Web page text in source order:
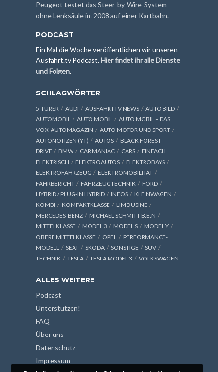
Peugeot testet das Steer-by-Wire-System
ohne Lenksäule im 2008 auf einer Kartbahn.
PODCAST
Ein Mal die Woche veröffentlichen wir unseren
Ausfahrt.tv Podcast.Hier findet ihr alle Dienste
und Folgen.
SCHLAGWÖRTER
5-TÜRER AUDI AUSFAHRTTV NEWS
AUTO BILD
AUTOMOBIL
AUTO MOBIL
AUTO MOBIL – DAS
VOX-AUTOMAGAZIN
AUTO MOTOR UND SPORT
AUTONOTIZEN (YT)
AUTOS
BLACK FOREST
DRIVE
BMW CAR MANIAC CARS
EINFACH
ELEKTRISCH
ELEKTROAUTOS
ELEKTROBAYS
ELEKTROFAHRZEUG
ELEKTROMOBILITÄT
FAHRBERICHT
FAHRZEUGTECHNIK
FORD
HYBRID / PLUG-IN HYBRID
INFOS
KLEINWAGEN
KOMBI
KOMPAKTKLASSE
LIMOUSINE
MERCEDES-BENZ
MICHAEL SCHMITT B.E.N
MITTELKLASSE
MODEL 3 MODEL S
MODEL Y
OBERE MITTELKLASSE
OPEL
PERFORMANCE-
MODELL
SEAT SKODA SONSTIGE
SUV
TECHNIK
TESLA TESLA MODEL 3 VOLKSWAGEN
ALLES WEITERE
Podcast
Unterstützen!
FAQ
Über uns
Datenschutz
Impressum